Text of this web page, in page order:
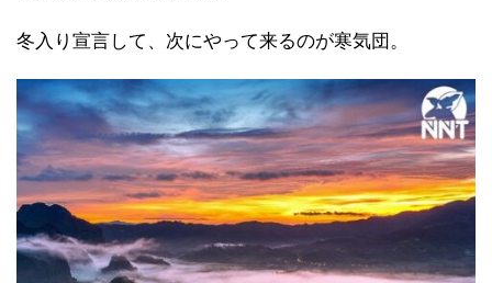
冬入り宣言して、次にやって来るのが寒気団。